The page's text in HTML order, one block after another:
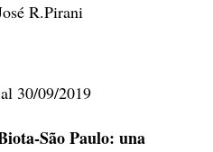
R.Pirani
30/09/2019
São Paulo: una